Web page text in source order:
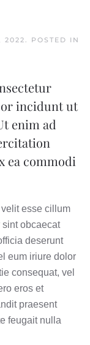
2022. POSTED IN
incidunt ut
enim ad
ea commodi
esse cillum
obcaecat
deserunt
eum iriure dolor
consequat, vel
eros et
praesent
feugait nulla